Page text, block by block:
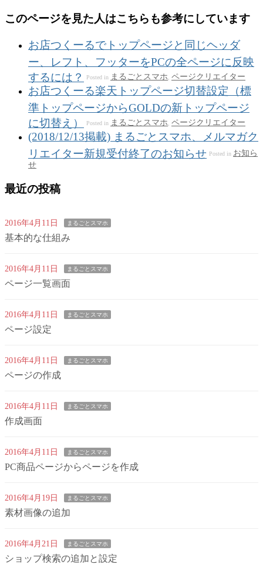
このページを見た人はこちらも参考にしています
お店つくーるでトップページと同じヘッダ
ー、レフト、フッターをPCの全ページに反映
するには？
Posted in まるごとスマホ ページクリエイター
お店つくーる楽天トップページ切替設定（標
準トップページからGOLDの新トップページ
に切替え）
Posted in まるごとスマホ ページクリエイター
(2018/12/13掲載) まるごとスマホ、メルマガク
リエイター新規受付終了のお知らせ Posted in お知ら
せ
最近の投稿
2016年4月11日 まるごとスマホ
基本的な仕組み
2016年4月11日 まるごとスマホ
ページ一覧画面
2016年4月11日 まるごとスマホ
ページ設定
2016年4月11日 まるごとスマホ
ページの作成
2016年4月11日 まるごとスマホ
作成画面
2016年4月11日 まるごとスマホ
PC商品ページからページを作成
2016年4月19日 まるごとスマホ
素材画像の追加
2016年4月21日 まるごとスマホ
ショップ検索の追加と設定